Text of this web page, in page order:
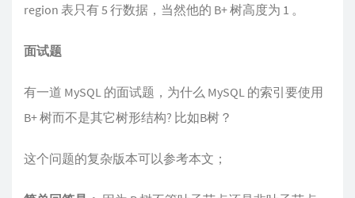
region 表只有 5 行数据，当然他的 B+ 树高度为 1 。
面试题
有一道 MySQL 的面试题，为什么 MySQL 的索引要使用
B+ 树而不是其它树形结构? 比如B树？
这个问题的复杂版本可以参考本文；